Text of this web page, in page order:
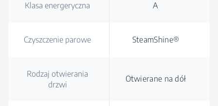
Klasa energeryczna A
Czyszczenie parowe SteamShine®
Rodzaj otwierania
drzwi
Otwierane na dół